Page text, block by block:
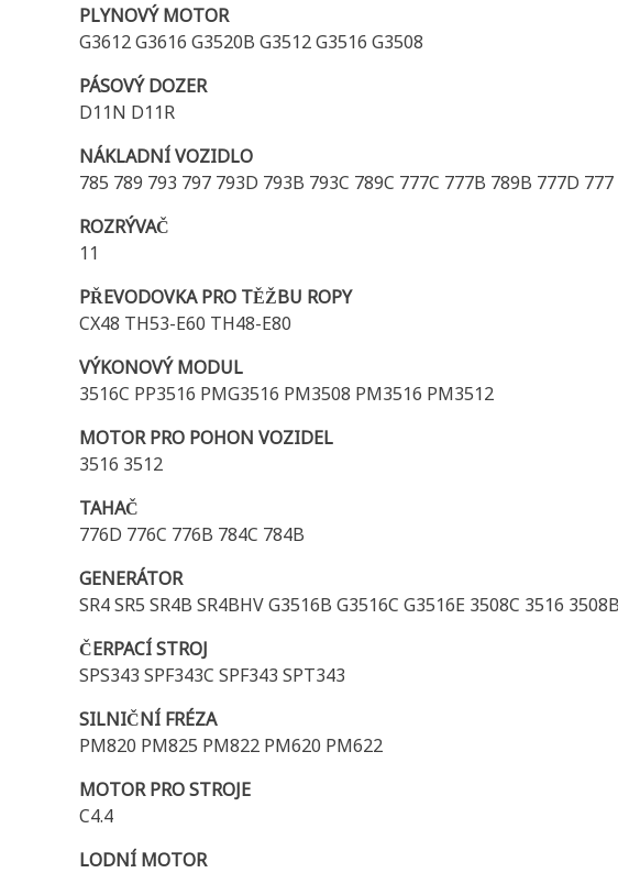
PLYNOVÝ MOTOR
G3612 G3616 G3520B G3512 G3516 G3508
PÁSOVÝ DOZER
D11N D11R
NÁKLADNÍ VOZIDLO
785 789 793 797 793D 793B 793C 789C 777C 777B 789B 777D
ROZRÝVAČ
11
PŘEVODOVKA PRO TĚŽBU ROPY
CX48 TH53-E60 TH48-E80
VÝKONOVÝ MODUL
3516C PP3516 PMG3516 PM3508 PM3516 PM3512
MOTOR PRO POHON VOZIDEL
3516 3512
TAHAČ
776D 776C 776B 784C 784B
GENERÁTOR
SR4 SR5 SR4B SR4BHV G3516B G3516C G3516E 3508C 3516
ČERPACÍ STROJ
SPS343 SPF343C SPF343 SPT343
SILNIČNÍ FRÉZA
PM820 PM825 PM822 PM620 PM622
MOTOR PRO STROJE
C4.4
LODNÍ MOTOR